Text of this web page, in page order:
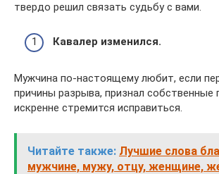
твердо решил связать судьбу с вами.
Кавалер изменился.
Мужчина по-настоящему любит, если
причины разрыва, признал собственные
искренне стремится исправиться.
Читайте также: Лучшие слова
мужчине, мужу, отцу, женщине,